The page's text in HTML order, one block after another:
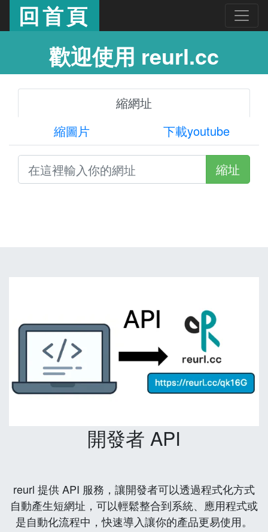
回首頁
歡迎使用 reurl.cc
縮網址
縮圖片
下載youtube
縮址
開發者 API
reurl 提供 API 服務，讓開發者可以透過程式化方式
自動產生短網址，可以輕鬆整合到系統、應用程式或
是自動化流程中，快速導入讓你的產品更易使用。